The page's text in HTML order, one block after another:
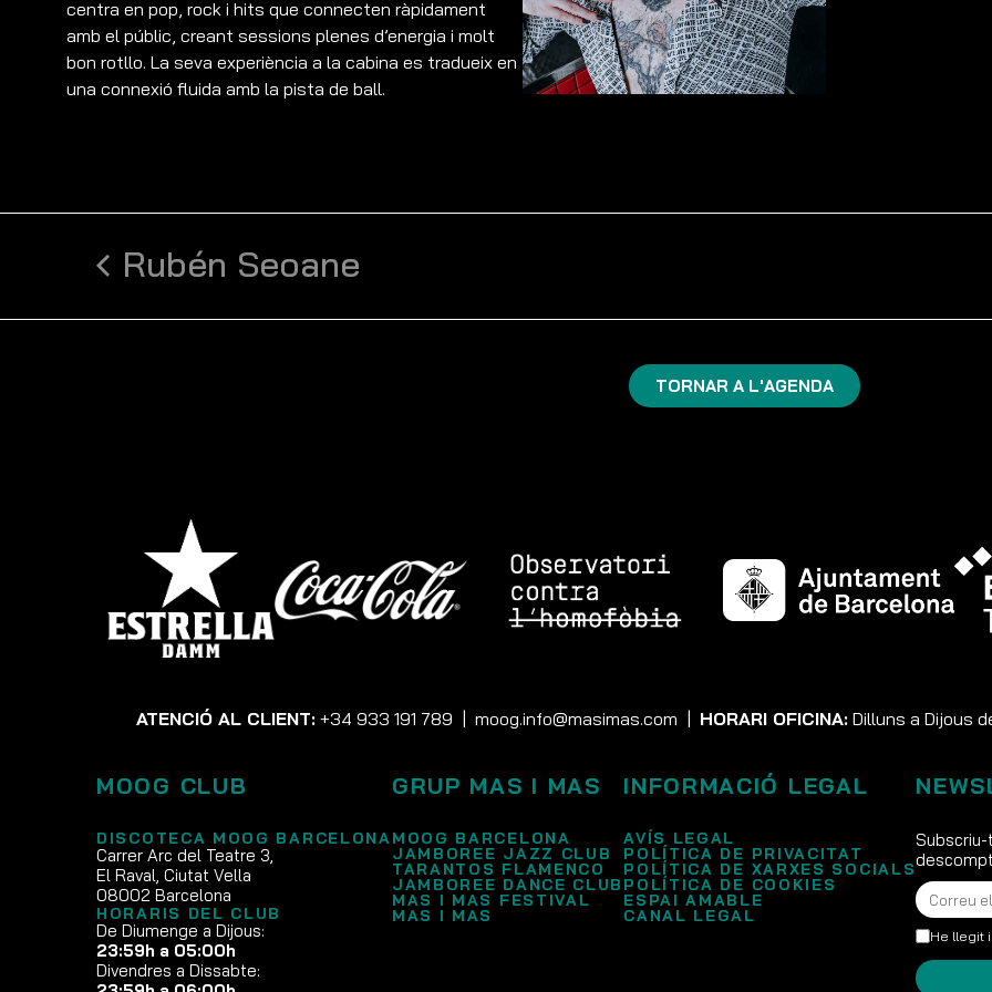
centra en pop, rock i hits que connecten ràpidament
amb el públic, creant sessions plenes d’energia i molt
bon rotllo. La seva experiència a la cabina es tradueix en
una connexió fluida amb la pista de ball.
Rubén Seoane
TORNAR A L'AGENDA
ATENCIÓ AL CLIENT: +34 933 191 789 moog.info@masimas.com HORARI OFICINA: Dilluns a Dijous
MOOG CLUB
DISCOTECA MOOG BARCELONA
Carrer Arc del Teatre 3,
El Raval, Ciutat Vella
08002 Barcelona
HORARIS DEL CLUB
De Diumenge a Dijous:
23:59h a 05:00h
Divendres a Dissabte:
GRUP MAS I MAS
MOOG BARCELONA
JAMBOREE JAZZ CLUB
TARANTOS FLAMENCO
JAMBOREE DANCE CLUB
MAS I MAS FESTIVAL
MAS I MAS
INFORMACIÓ LEGAL
AVÍS LEGAL
POLÍTICA DE PRIVACITAT
POLÍTICA DE XARXES SOCIALS
POLÍTICA DE COOKIES
ESPAI AMABLE
CANAL LEGAL
He llegit